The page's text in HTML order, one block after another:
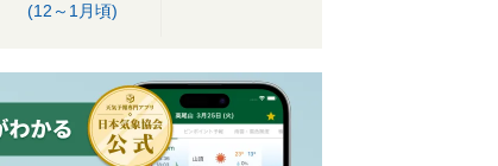
(12～1月頃)